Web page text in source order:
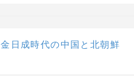
日成時代の中国と北朝鮮